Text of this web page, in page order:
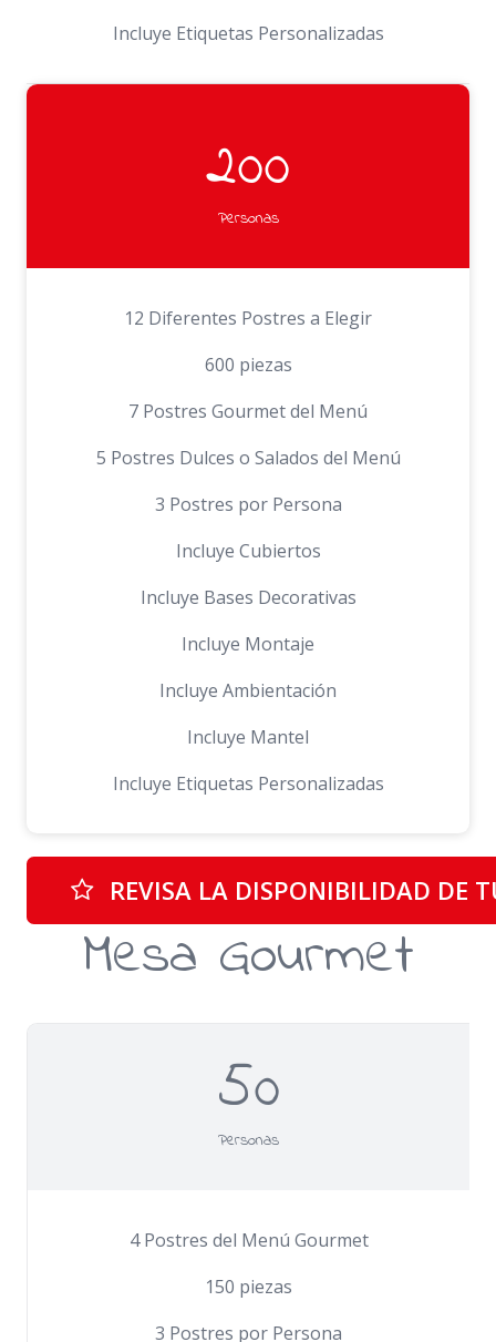
Incluye Etiquetas Personalizadas
200
Personas
12 Diferentes Postres a Elegir
600 piezas
7 Postres Gourmet del Menú
5 Postres Dulces o Salados del Menú
3 Postres por Persona
Incluye Cubiertos
Incluye Bases Decorativas
Incluye Montaje
Incluye Ambientación
Incluye Mantel
Incluye Etiquetas Personalizadas
REVISA LA DISPONIBILIDAD DE
Mesa Gourmet
50
Personas
4 Postres del Menú Gourmet
150 piezas
3 Postres por Persona